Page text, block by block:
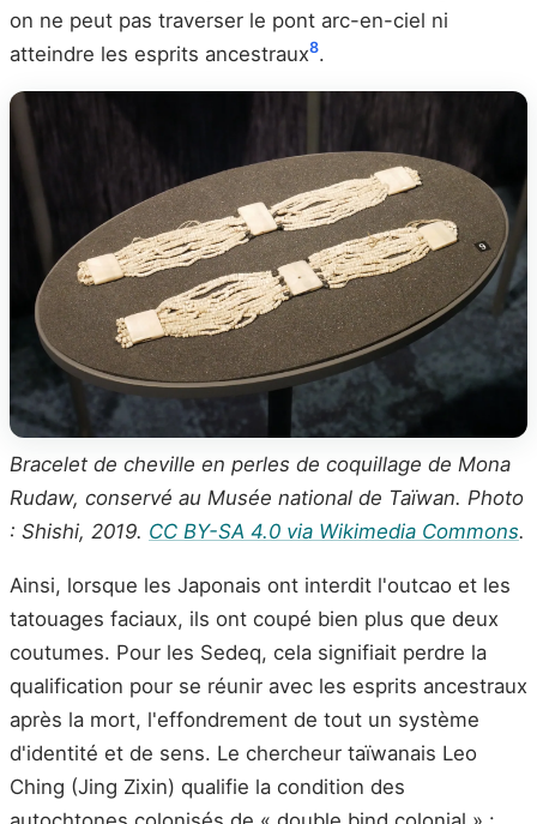
on ne peut pas traverser le pont arc-en-ciel ni
atteindre les esprits ancestraux8.
Bracelet de cheville en perles de coquillage de Mona
Rudaw, conservé au Musée national de Taïwan. Photo
: Shishi, 2019. CC BY-SA 4.0 via Wikimedia Commons.
Ainsi, lorsque les Japonais ont interdit l'outcao et les
tatouages faciaux, ils ont coupé bien plus que deux
coutumes. Pour les Sedeq, cela signifiait perdre la
qualification pour se réunir avec les esprits ancestraux
après la mort, l'effondrement de tout un système
d'identité et de sens. Le chercheur taïwanais Leo
Ching (Jing Zixin) qualifie la condition des